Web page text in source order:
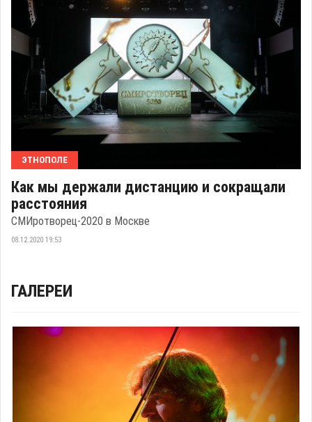
ЭТНОПОЛЕ
Как мы держали дистанцию и сокращали
расстояния
СМИротворец-2020 в Москве
08.12.2020 19:53
ГАЛЕРЕИ